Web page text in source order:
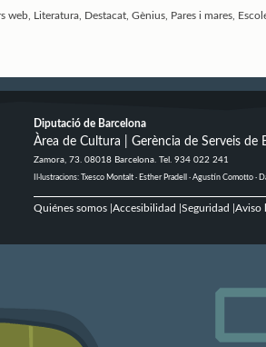
web, Literatura, Destacat, Gènius, Pares i mares,
Diputació de Barcelona
Àrea de Cultura | Gerència de Serveis de
Zamora, 73. 08018 Barcelona. Tel. 934 022 241
Il·lustracions: Txesco Montalt · Esther Pradell · Agustín Comotto ·
Quiénes somos| Accesibilidad Seguridad Aviso